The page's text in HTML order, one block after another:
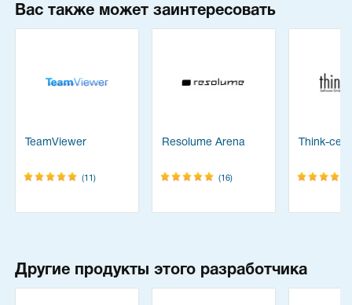
Вас также может заинтересовать
TeamViewer
(11)
Resolume Arena
(16)
Think-cell
Другие продукты этого разработчика